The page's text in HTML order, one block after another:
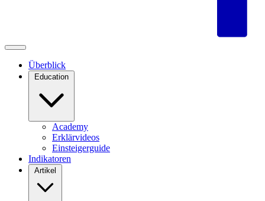
Überblick
Education
Academy
Erklärvideos
Einsteigerguide
Indikatoren
Artikel